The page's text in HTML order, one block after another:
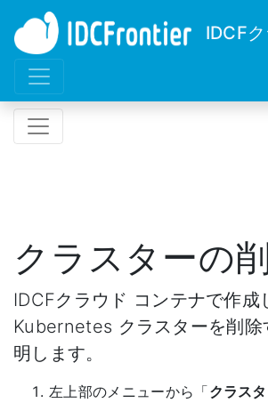
クラスターの
IDCFクラウド コンテナで作成
Kubernetes クラスターを削除
明します。
左上部のメニューから「クラス